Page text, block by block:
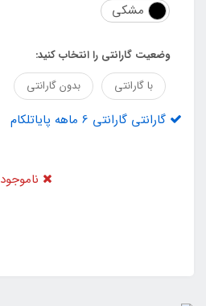
مشکی
وضعیت گارانتی را انتخاب کنید:
با گارانتی
بدون گارانتی
گارانتی گارانتی 6 ماهه پایاتلکام
ناموجود